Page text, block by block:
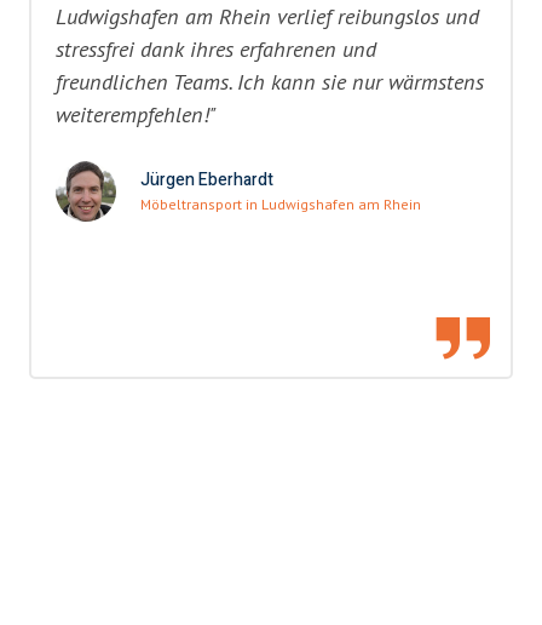
Ludwigshafen am Rhein verlief reibungslos und
stressfrei dank ihres erfahrenen und
freundlichen Teams. Ich kann sie nur wärmstens
weiterempfehlen!"
Jürgen Eberhardt
Möbeltransport in Ludwigshafen am Rhein